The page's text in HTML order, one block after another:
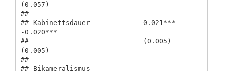
(0.057)
##
## Kabinettsdauer            -0.021***
-0.020***
##                            (0.005)
(0.005)
##
## Bikameralismus